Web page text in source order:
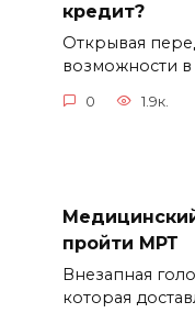
кредит?
Открывая
возможности
0 1.9к.
пройти МРТ
Внезапная
которая